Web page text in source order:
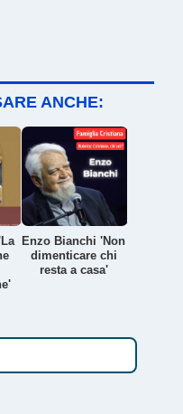
ANCHE:
Enzo Bianchi 'Non
dimenticare chi
resta a casa'